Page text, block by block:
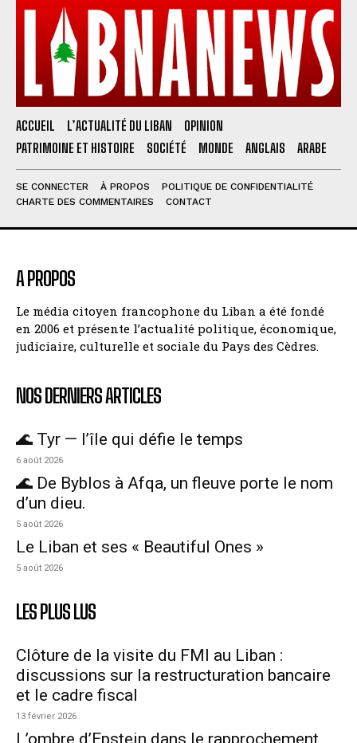
ACCUEIL L’ACTUALITÉ DU LIBAN
OPINION
PATRIMOINE ET HISTOIRE
SOCIÉTÉ MONDE ANGLAIS ARABE
SE CONNECTER À PROPOS
POLITIQUE DE CONFIDENTIALITÉ
CHARTE DES COMMENTAIRES
CONTACT
A PROPOS
Le média citoyen francophone du Liban a été fondé
en 2006 et présente l’actualité politique, économique,
judiciaire, culturelle et sociale du Pays des Cèdres.
NOS DERNIERS ARTICLES
🌊 Tyr — l’île qui défie le temps
6 août 2026
🌊 De Byblos à Afqa, un fleuve porte le nom
d’un dieu.
5 août 2026
Le Liban et ses « Beautiful Ones »
5 août 2026
LES PLUS LUS
Clôture de la visite du FMI au Liban :
discussions sur la restructuration bancaire
et le cadre fiscal
13 février 2026
L’ombre d’Epstein dans le rapprochement